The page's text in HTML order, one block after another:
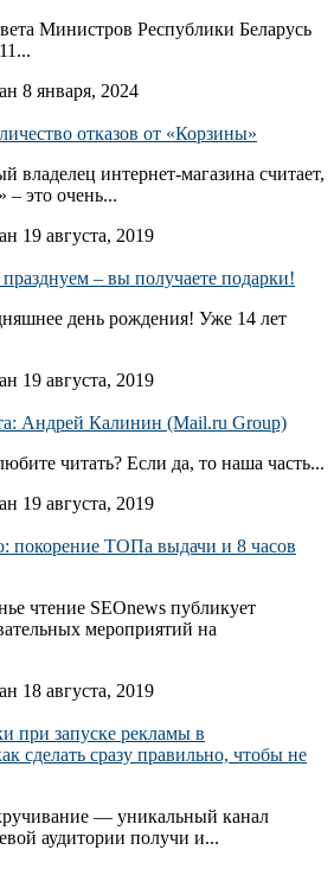
Министров Республики Беларусь
8 января, 2024
отказов от «Корзины»
владелец интернет-магазина считает,
– это очень...
19 августа, 2019
– вы получаете подарки!
день рождения! Уже 14 лет
19 августа, 2019
Андрей Калинин (Mail.ru Group)
читать? Если да, то наша часть...
19 августа, 2019
покорение ТОПа выдачи и 8 часов
чтение SEOnews публикует
мероприятий на
18 августа, 2019
при запуске рекламы в
сделать сразу правильно, чтобы не
— уникальный канал
аудитории получи и...